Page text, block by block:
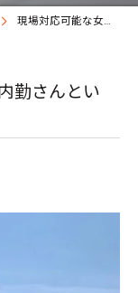
現場対応可能な女性調査員、内勤さんという意味ではないです
勤さんとい